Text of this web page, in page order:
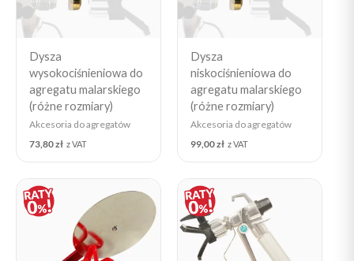
Dysza
wysokociśnieniowa do
agregatu malarskiego
(różne rozmiary)
Akcesoria do agregatów
73,80zł z VAT
Dysza
niskociśnieniowa do
agregatu malarskiego
(różne rozmiary)
Akcesoria do agregatów
99,00zł z VAT